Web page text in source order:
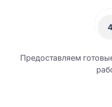
4
Предоставляем